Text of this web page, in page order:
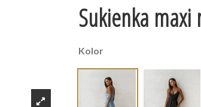
Sukienka maxi
Kolor